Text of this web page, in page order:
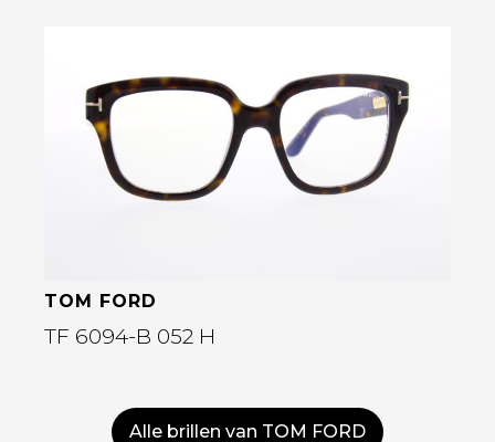
Bekijk deze bril
TOM FORD
TF 6094-B 052 H
Alle brillen van TOM FORD